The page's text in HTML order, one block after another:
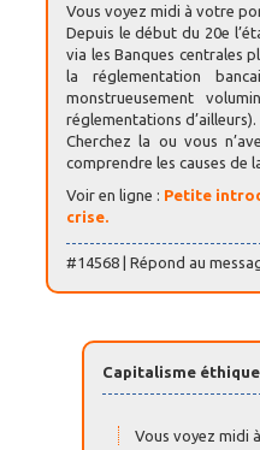
Vous voyez midi à votre
Depuis le début du 20e
via les Banques centrales
la réglementation
monstrueusement
réglementations d’ailleurs).
Cherchez la ou vous
comprendre les causes de
Voir en ligne : Petite
crise.
#14568 | Répond au
Capitalisme éthique
Vous voyez midi